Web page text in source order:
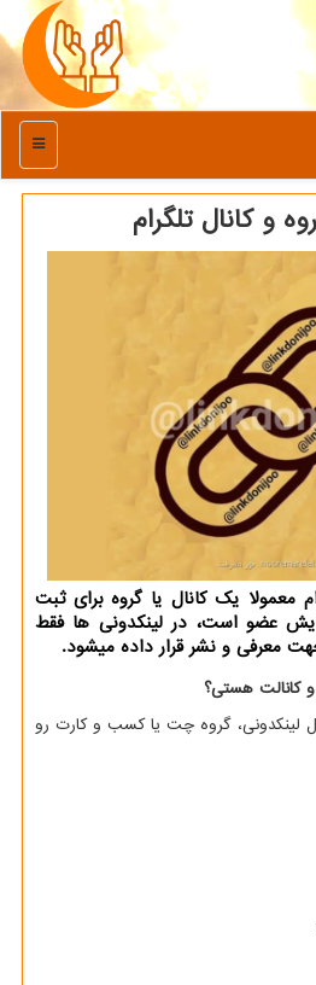
منو
و کانال تلگرام
معمولا یک کانال یا گروه برای ثبت
عضو است، در لینکدونی ها فقط
معرفی و نشر قرار داده میشود.
و کانالت هستی؟
لینکدونی، گروه چت یا کسب و کارت رو